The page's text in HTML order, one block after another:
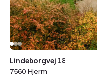
Lindeborgvej 18
7560 Hjerm